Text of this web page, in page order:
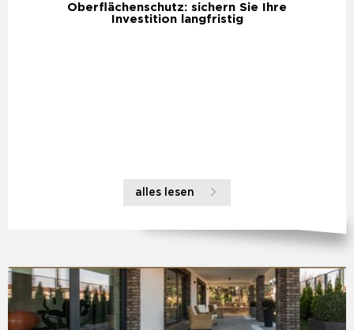
Oberflächenschutz: sichern Sie Ihre
Investition langfristig
alles lesen